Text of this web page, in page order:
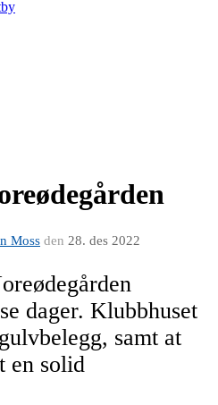
Moss den 28. des 2022
dager. Klubbhuset
samt at
en solid